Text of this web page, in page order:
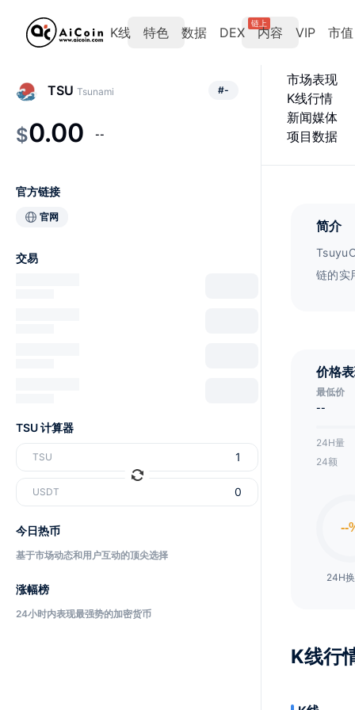
K线 特色 数据 DEX
链上
内容 VIP 市值
市场表现
K线行情
新闻媒体
项目数据
简介
链的实
价格
最低价
--
24H量
24额
24H
K线行
TSU Tsunami #-
$0.00 --
官方链接
官网
交易
TSU 计算器
TSU
USDT
今日热币
基于市场动态和用户互动的顶尖选择
涨幅榜
24小时内表现最强势的加密货币